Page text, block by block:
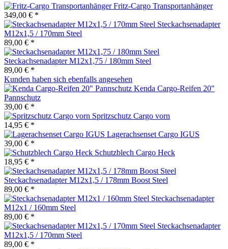
Fritz-Cargo Transportanhänger
349,00 € *
Steckachsenadapter
M12x1,5 / 170mm Steel
89,00 € *
Steckachsenadapter M12x1,75 / 180mm Steel
89,00 € *
Kunden haben sich ebenfalls angesehen
Kenda Cargo-Reifen 20"
Pannschutz
39,00 € *
Spritzschutz Cargo vorn
14,95 € *
Lagerachsenset Cargo IGUS
39,00 € *
Schutzblech Cargo Heck
18,95 € *
Steckachsenadapter M12x1,5 / 178mm Boost Steel
89,00 € *
Steckachsenadapter
M12x1 / 160mm Steel
89,00 € *
Steckachsenadapter
M12x1,5 / 170mm Steel
89,00 € *